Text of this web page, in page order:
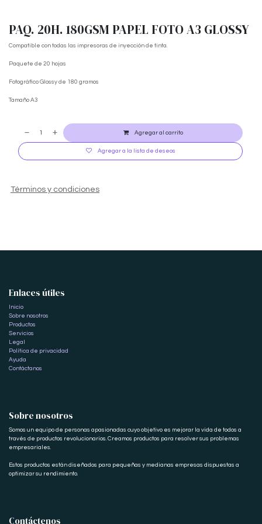
PAQ. 20H. 180GSM PAPEL FOTO A3 GLOSSY
Compatible con todas las impresoras de inyección de tinta.
Paquete de 20 hojas
Fotográfico Glossy de 180 gramos
Tamaño A3
Agregar al carrito
Agregar a la lista de deseos
Términos y condiciones
Enlaces útiles
Inicio
Sobre nosotros
Productos
Servicios
Legal
Política de privacidad
Ayuda
Contáctanos
Sobre nosotros
Somos un equipo de personas apasionadas cuyo objetivo es mejorar la vida de todos a
través de productos revolucionarios. Creamos productos para resolver sus problemas
empresariales.
Estos productos están diseñados para pequeñas y medianas empresas dispuestas a
optimizar su rendimiento.
Contáctenos